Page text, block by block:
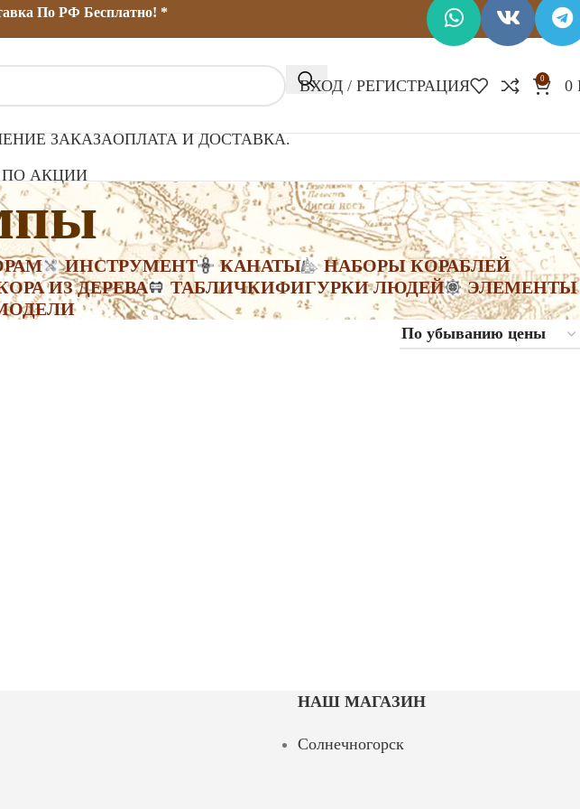
По РФ Бесплатно! *
ВХОД / РЕГИСТРАЦИЯ 0 0
ЗАКАЗАОПЛАТА И ДОСТАВКА.
ПО АКЦИИ
ИНСТРУМЕНТ КАНАТЫ
НАБОРЫ КОРАБЛЕЙ
ИЗ ДЕРЕВА ТАБЛИЧКИФИГУРКИ ЛЮДЕЙ
ЭЛЕМЕНТЫ
НАШ МАГАЗИН
Солнечногорск